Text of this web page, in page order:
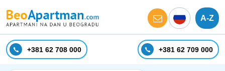
A-Z
+381 62 708 000 +381 62 709 000